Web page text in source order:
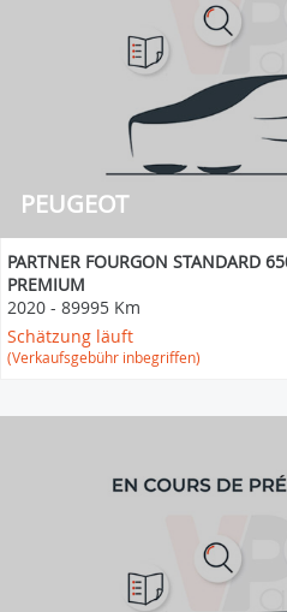
PEUGEOT
PARTNER FOURGON STANDARD
PREMIUM
2020 - 89995 Km
Schätzung läuft
(Verkaufsgebühr inbegriffen)